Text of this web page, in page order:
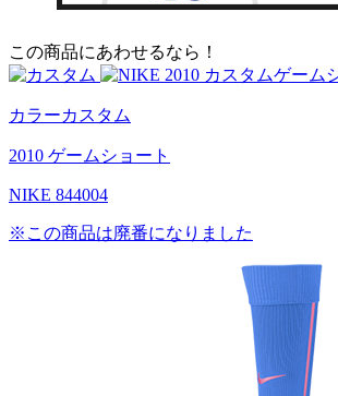
この商品にあわせるなら！
カラーカスタム
2010 ゲームショート
NIKE 844004
※この商品は廃番になりました